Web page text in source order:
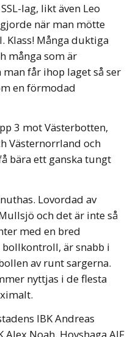
lag, likt även Leo
när man mötte
Klass! Många duktiga
många som är
man får ihop laget så ser
en förmodad
3 mot Västerbotten,
Västernorrland och
bära ett ganska tungt
Lovordad av
och det är inte så
med en bred
är snabb i
av runt sargerna.
nyttjas i de flesta
IBKAndreas